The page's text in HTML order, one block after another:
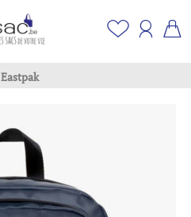
Eastpak